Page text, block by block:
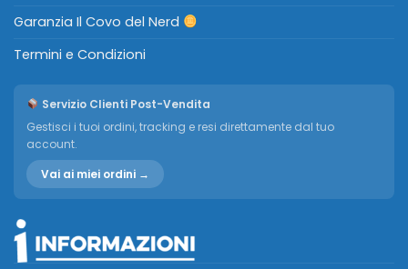
Garanzia Il Covo del Nerd
Termini e Condizioni
Servizio Clienti Post-Vendita
Gestisci i tuoi ordini, tracking e resi direttamente dal tuo
account.
Vai ai miei ordini →